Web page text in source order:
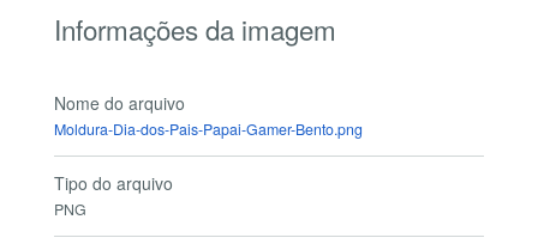
Informações da imagem
Nome do arquivo
Moldura-Dia-dos-Pais-Papai-Gamer-Bento.png
Tipo do arquivo
PNG